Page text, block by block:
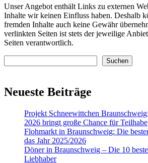
Unser Angebot enthält Links zu externen
Inhalte wir keinen Einfluss haben. Deshalb
fremden Inhalte auch keine Gewähr
verlinkten Seiten ist stets der jeweilige
Seiten verantwortlich.
Suchen
Neueste Beiträge
Projekt Schneewittchen
2026 bringt große Chance für Teilhabe
Flohmarkt in Braunschweig: Die
das Jahr 2025/2026
Döner in Braunschweig – Die 10
Liebhaber